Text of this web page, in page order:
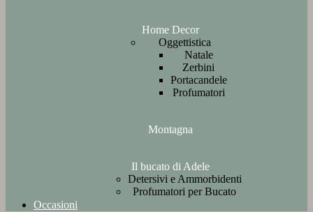
Home Decor
Oggettistica
Natale
Zerbini
Portacandele
Profumatori
Montagna
Il bucato di Adele
Detersivi e Ammorbidenti
Profumatori per Bucato
Occasioni